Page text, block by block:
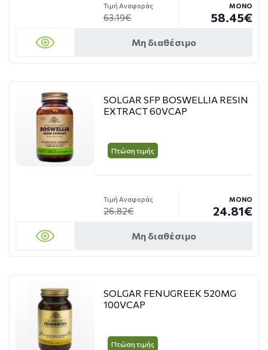
Τιμή Αναφοράς
63.19€
ΜΟΝΟ
58.45€
Μη διαθέσιμο
SOLGAR SFP BOSWELLIA RESIN
EXTRACT 60VCAP
Πτώση τιμής
Τιμή Αναφοράς
26.82€
ΜΟΝΟ
24.81€
Μη διαθέσιμο
SOLGAR FENUGREEK 520MG
100VCAP
Πτώση τιμής